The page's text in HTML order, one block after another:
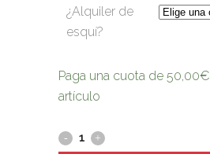
¿Alquiler de
esquí?
Paga una cuota de 50,00€
artículo